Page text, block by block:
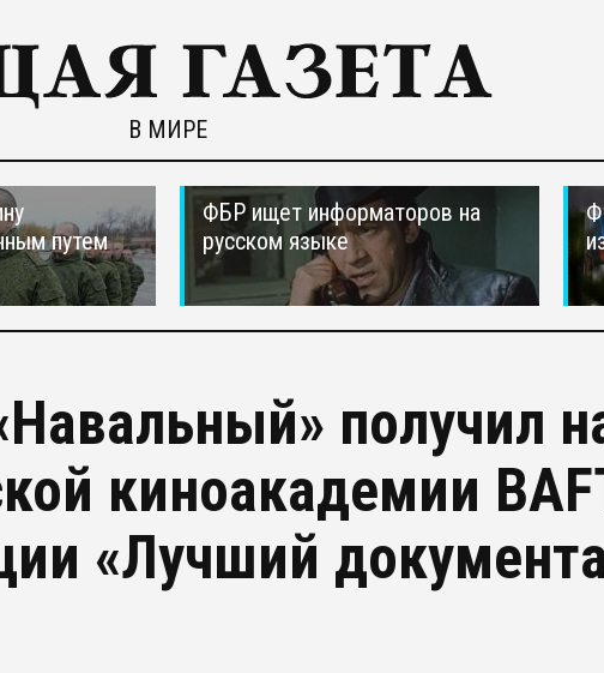
В МИРЕ
путем
ФБР ищет информаторов на
русском языке
получил
киноакадемии
«Лучший